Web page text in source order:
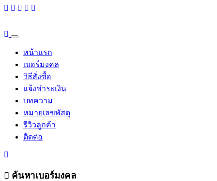
หน้าแรก
เบอร์มงคล
วิธีสั่งซื้อ
แจ้งชำระเงิน
บทความ
หมายเลขพัสดุ
รีวิวลูกค้า
ติดต่อ
ค้นหาเบอร์มงคล